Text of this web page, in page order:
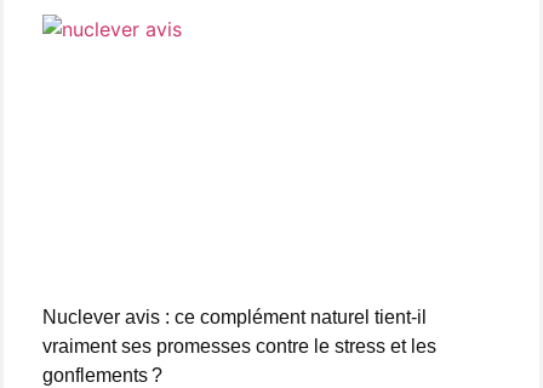
Nuclever avis : ce complément naturel tient-il
vraiment ses promesses contre le stress et les
gonflements ?